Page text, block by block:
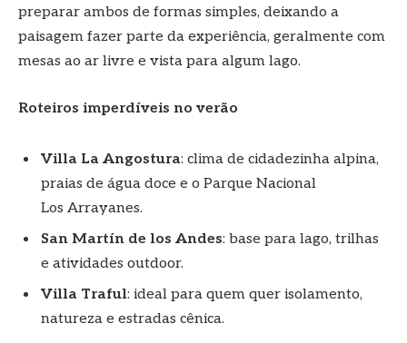
preparar ambos de formas simples, deixando a
paisagem fazer parte da experiência, geralmente com
mesas ao ar livre e vista para algum lago.
Roteiros imperdíveis no verão
Villa La Angostura: clima de cidadezinha alpina,
praias de água doce e o Parque Nacional
Los Arrayanes.
San Martín de los Andes: base para lago, trilhas
e atividades outdoor.
Villa Traful: ideal para quem quer isolamento,
natureza e estradas cênica.